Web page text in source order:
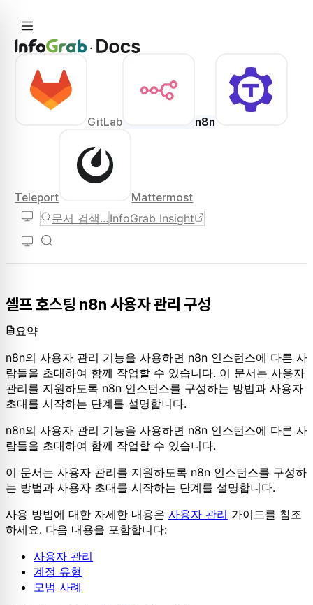
GitLab n8n
Teleport Mattermost
문서 검색... InfoGrab Insight
셀프 호스팅 n8n 사용자 관리 구성
요약
n8n의 사용자 관리 기능을 사용하면 n8n 인스턴스에 다른 사
람들을 초대하여 함께 작업할 수 있습니다. 이 문서는 사용자
관리를 지원하도록 n8n 인스턴스를 구성하는 방법과 사용자
초대를 시작하는 단계를 설명합니다.
n8n의 사용자 관리 기능을 사용하면 n8n 인스턴스에 다른 사
람들을 초대하여 함께 작업할 수 있습니다.
이 문서는 사용자 관리를 지원하도록 n8n 인스턴스를 구성하
는 방법과 사용자 초대를 시작하는 단계를 설명합니다.
사용 방법에 대한 자세한 내용은 사용자 관리 가이드를 참조
하세요. 다음 내용을 포함합니다:
사용자 관리
계정 유형
모범 사례